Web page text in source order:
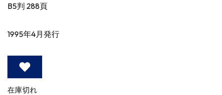
B5判 288頁
1995年4月発行
在庫切れ